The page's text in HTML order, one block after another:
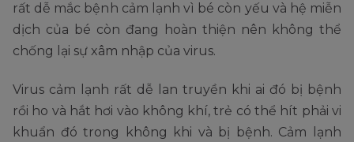
rất dễ mắc bệnh cảm lạnh vì bé còn yếu và hệ miễn
dịch của bé còn đang hoàn thiện nên không thể
chống lại sự xâm nhập của virus.
Virus cảm lạnh rất dễ lan truyền khi ai đó bị bệnh
rồi ho và hắt hơi vào không khí, trẻ có thể hít phải vi
khuẩn đó trong không khi và bị bệnh. Cảm lạnh